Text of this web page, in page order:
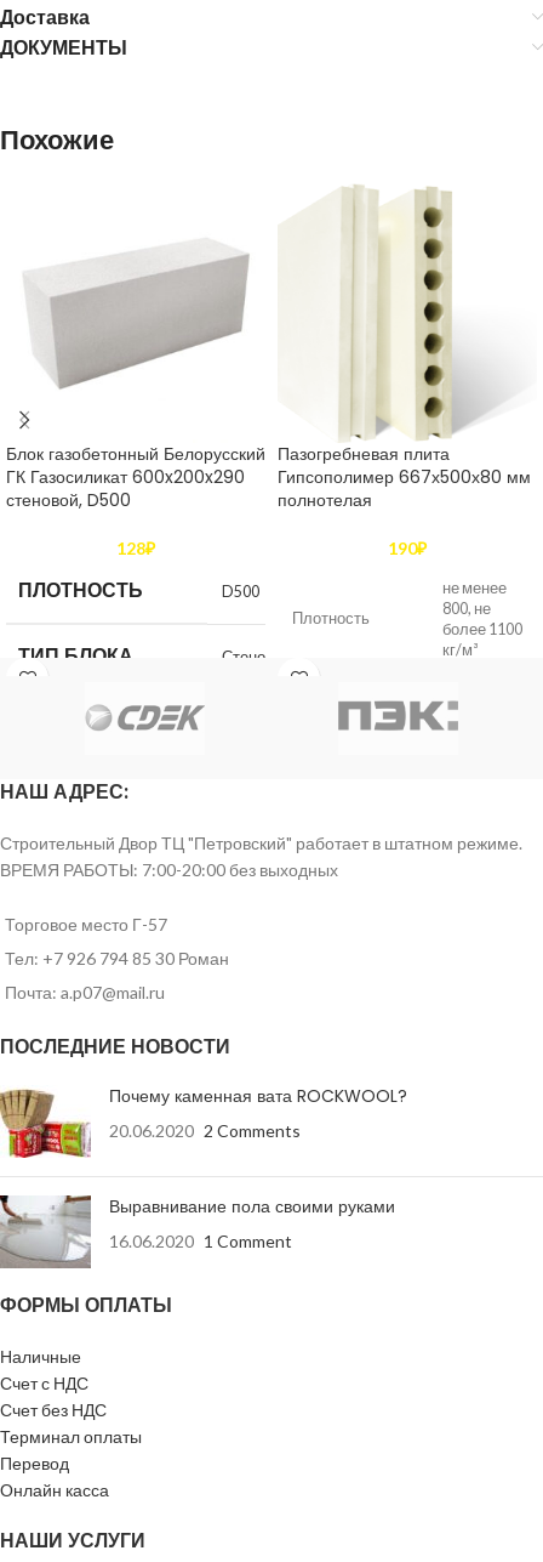
Доставка
ДОКУМЕНТЫ
Похожие
Блок газобетонный Белорусский
ГК Газосиликат 600x200x290
стеновой, D500
128₽
ПЛОТНОСТЬ D500
ТИП БЛОКА Стеновой
РАЗМЕР
ШИРИНА, ММ. 200
КЛАСС
ПОЖАРНОЙ
БЕЗОПАСНОСТИ
НГ
ПРЕДЕЛ
ОГНЕСТОЙКОСТИ
ТЕПЛОПРОВОДНОСТЬ
ЗАВОД
КЛАСС ПРОЧНОСТИ
ШТ НА ПОДДОНЕ
Пазогребневая плита
Гипсополимер 667х500х80 мм
полнотелая
190₽
Плотность
не менее
800, не
более 1100
кг/м³
Прочность на
не менее
2,5 Мпа
влажность
12 %
Количество в
транзитной
Производитель
НАШ АДРЕС:
Строительный Двор ТЦ "Петровский" работает в штатном режиме.
ВРЕМЯ РАБОТЫ: 7:00-20:00 без выходных
Торговое место Г-57
Тел: +7 926 794 85 30 Роман
Почта: a.p07@mail.ru
ПОСЛЕДНИЕ НОВОСТИ
Почему каменная вата ROCKWOOL?
20.06.2020 2 Comments
Выравнивание пола своими руками
16.06.2020 1 Comment
ФОРМЫ ОПЛАТЫ
Наличные
Счет с НДС
Счет без НДС
Терминал оплаты
Перевод
Онлайн касса
НАШИ УСЛУГИ